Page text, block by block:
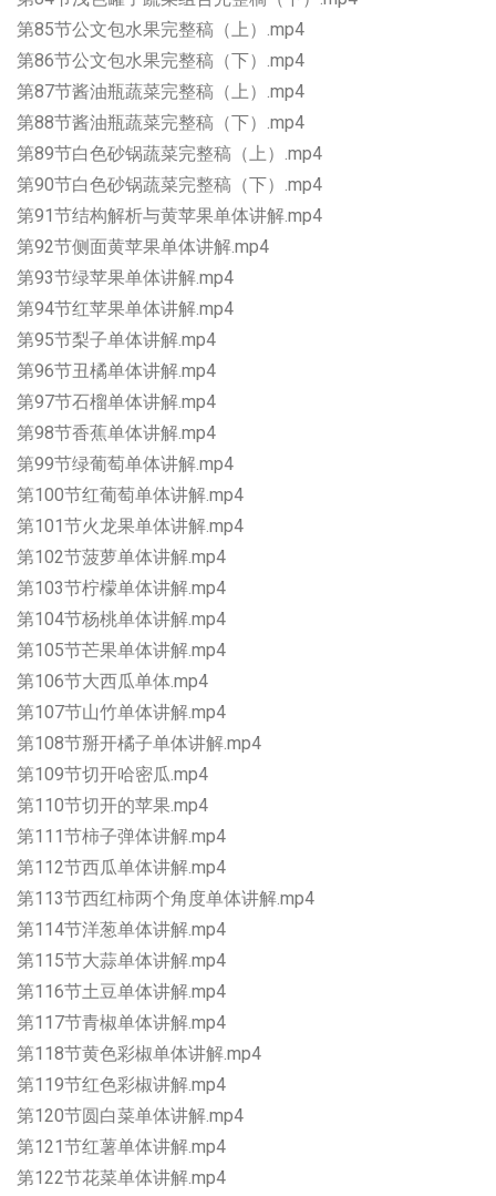
第85节公文包水果完整稿（上）.mp4
第86节公文包水果完整稿（下）.mp4
第87节酱油瓶蔬菜完整稿（上）.mp4
第88节酱油瓶蔬菜完整稿（下）.mp4
第89节白色砂锅蔬菜完整稿（上）.mp4
第90节白色砂锅蔬菜完整稿（下）.mp4
第91节结构解析与黄苹果单体讲解.mp4
第92节侧面黄苹果单体讲解.mp4
第93节绿苹果单体讲解.mp4
第94节红苹果单体讲解.mp4
第95节梨子单体讲解.mp4
第96节丑橘单体讲解.mp4
第97节石榴单体讲解.mp4
第98节香蕉单体讲解.mp4
第99节绿葡萄单体讲解.mp4
第100节红葡萄单体讲解.mp4
第101节火龙果单体讲解.mp4
第102节菠萝单体讲解.mp4
第103节柠檬单体讲解.mp4
第104节杨桃单体讲解.mp4
第105节芒果单体讲解.mp4
第106节大西瓜单体.mp4
第107节山竹单体讲解.mp4
第108节掰开橘子单体讲解.mp4
第109节切开哈密瓜.mp4
第110节切开的苹果.mp4
第111节柿子弹体讲解.mp4
第112节西瓜单体讲解.mp4
第113节西红柿两个角度单体讲解.mp4
第114节洋葱单体讲解.mp4
第115节大蒜单体讲解.mp4
第116节土豆单体讲解.mp4
第117节青椒单体讲解.mp4
第118节黄色彩椒单体讲解.mp4
第119节红色彩椒讲解.mp4
第120节圆白菜单体讲解.mp4
第121节红薯单体讲解.mp4
第122节花菜单体讲解.mp4